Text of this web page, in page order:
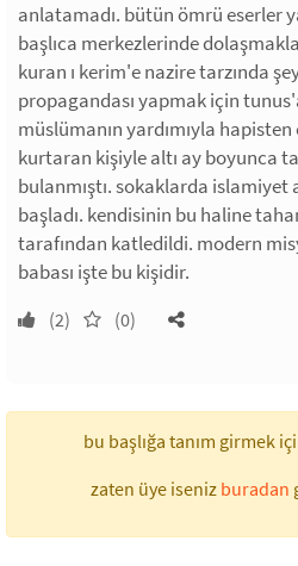
anlatamadı. bütün ömrü eserler
başlıca merkezlerinde
kuran ı kerim'e nazire tarzında
propagandası yapmak için
müslümanın yardımıyla hapisten
kurtaran kişiyle altı ay boyunca
bulanmıştı. sokaklarda
başladı. kendisinin bu haline
tarafından katledildi. modern
babası işte bu kişidir.
(2) (0)
bu başlığa tanım girmek
zaten üye iseniz buradan